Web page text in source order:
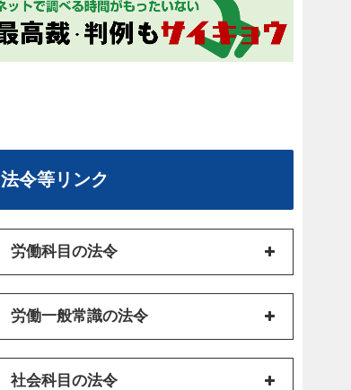
法令等リンク
労働科目の法令
労働一般常識の法令
社会科目の法令